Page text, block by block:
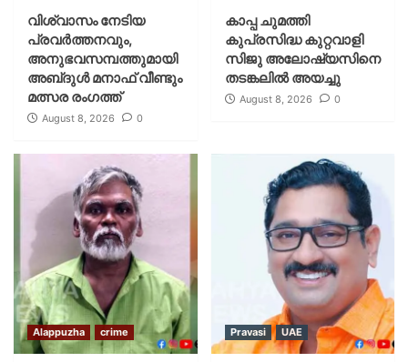
വിശ്വാസം നേടിയ
പ്രവർത്തനവും,
അനുഭവസമ്പത്തുമായി
അബ്‌ദുൾ മനാഫ് വീണ്ടും
മത്സര രംഗത്ത്
August 8, 2026 0
കാപ്പ ചുമത്തി
കുപ്രസിദ്ധ കുറ്റവാളി
സിജു അലോഷ്യസിനെ
തടങ്കലിൽ അയച്ചു
August 8, 2026 0
Alappuzha crime Pravasi UAE